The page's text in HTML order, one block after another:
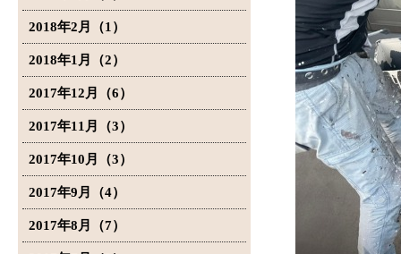
2018年2月（1）
2018年1月（2）
2017年12月（6）
2017年11月（3）
2017年10月（3）
2017年9月（4）
2017年8月（7）